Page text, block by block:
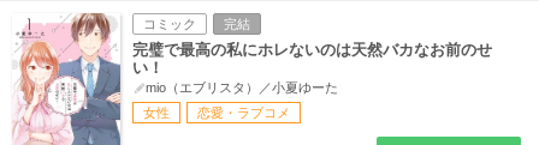
コミック 完結
完璧で最高の私にホレないのは天然バカなお前のせ
い！
mio（エブリスタ）／小夏ゆーた
女性
恋愛・ラブコメ